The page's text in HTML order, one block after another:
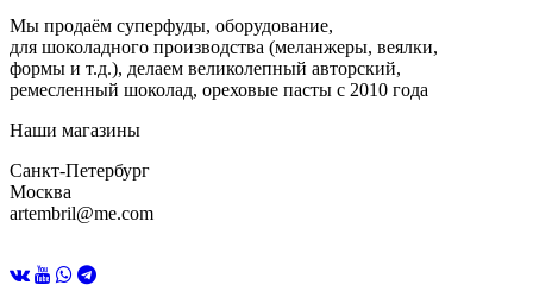
Мы продаём суперфуды, оборудование,
для шоколадного производства (меланжеры, веялки,
формы и т.д.), делаем великолепный авторский,
ремесленный шоколад, ореховые пасты с 2010 года
Наши магазины
Санкт-Петербург
Москва
artembril@me.com